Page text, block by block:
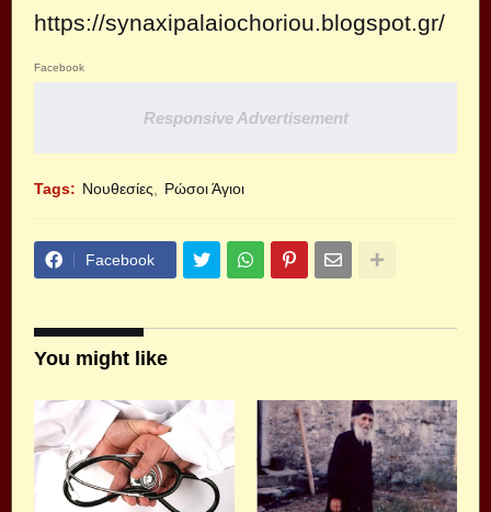
https://synaxipalaiochoriou.blogspot.gr/
Facebook
Responsive Advertisement
Tags: Νουθεσίες Ρώσοι Άγιοι
Facebook
You might like